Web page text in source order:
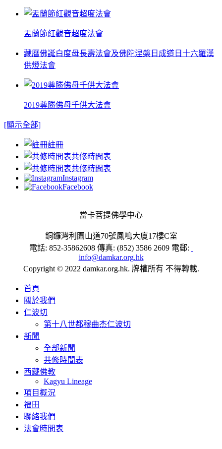
盂蘭節紅觀音超度法會
藏曆佛誕白度母長壽法會及佛陀涅槃日成道日十六羅漢
供燈法會
2019尊勝佛母千供大法會
[顯示全部]
註冊
共修時間表
共修時間表
Instagram
Facebook
當卡菩提佛學中心
銅鑼灣利園山道70號鳳鳴大廈17樓C室
電話: 852-35862608 傳真: (852) 3586 2609 電郵:
info@damkar.org.hk
Copyright © 2022 damkar.org.hk. 牌權所有 不得轉載.
首頁
關於我們
仁波切
第十八世都穆曲杰仁波切
新聞
全部新聞
共修時間表
西藏佛教
Kagyu Lineage
項目概況
福田
聯絡我們
法會時間表